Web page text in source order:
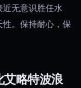
无意识胜任水
。保持耐心，保
略特波浪